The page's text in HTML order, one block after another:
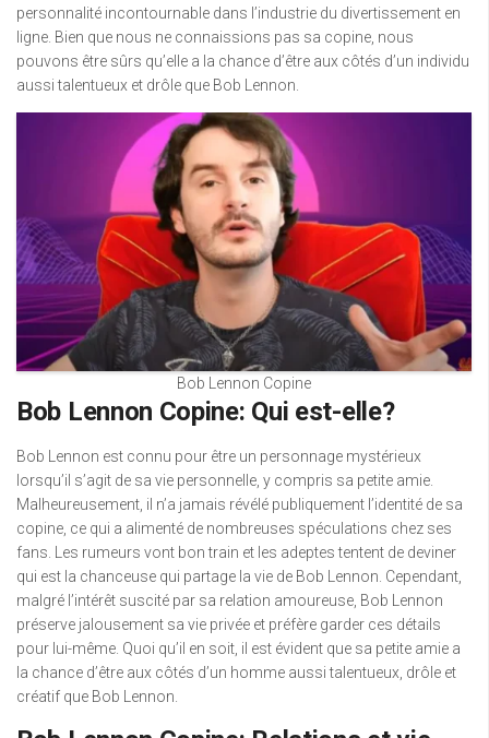
personnalité incontournable dans l’industrie du divertissement en
ligne. Bien que nous ne connaissions pas sa copine, nous
pouvons être sûrs qu’elle a la chance d’être aux côtés d’un individu
aussi talentueux et drôle que Bob Lennon.
Bob Lennon Copine
Bob Lennon Copine: Qui est-elle?
Bob Lennon est connu pour être un personnage mystérieux
lorsqu’il s’agit de sa vie personnelle, y compris sa petite amie.
Malheureusement, il n’a jamais révélé publiquement l’identité de sa
copine, ce qui a alimenté de nombreuses spéculations chez ses
fans. Les rumeurs vont bon train et les adeptes tentent de deviner
qui est la chanceuse qui partage la vie de Bob Lennon. Cependant,
malgré l’intérêt suscité par sa relation amoureuse, Bob Lennon
préserve jalousement sa vie privée et préfère garder ces détails
pour lui-même. Quoi qu’il en soit, il est évident que sa petite amie a
la chance d’être aux côtés d’un homme aussi talentueux, drôle et
créatif que Bob Lennon.